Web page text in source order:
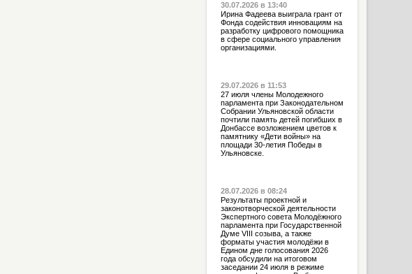
30.07.2026 в 13:40
Ирина Фадеева выиграла грант от
Фонда содействия инновациям на
разработку цифрового помощника
в сфере социального управления
организациями.
29.07.2026 в 11:53
27 июля члены Молодежного
парламента при Законодательном
Собрании Ульяновской области
почтили память детей погибших в
Донбассе возложением цветов к
памятнику «Дети войны» на
площади 30-летия Победы в
Ульяновске.
28.07.2026 в 08:24
Результаты проектной и
законотворческой деятельности
Экспертного совета Молодёжного
парламента при Государственной
Думе VIII созыва, а также
форматы участия молодёжи в
Едином дне голосования 2026
года обсудили на итоговом
заседании 24 июля в режиме